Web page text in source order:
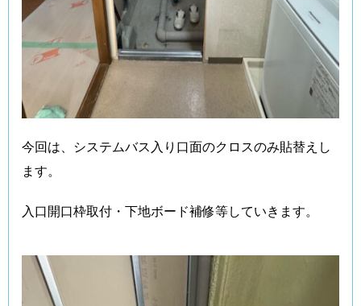
今回は、システムバス入り口面のクロスのみ貼替えし
ます。
入口開口枠取付・下地ボード補修等していきます。